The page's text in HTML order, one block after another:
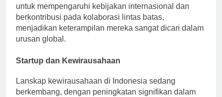
untuk mempengaruhi kebijakan internasional dan
berkontribusi pada kolaborasi lintas batas,
menjadikan keterampilan mereka sangat dicari dalam
urusan global.
Startup dan Kewirausahaan
Lanskap kewirausahaan di Indonesia sedang
berkembang, dengan peningkatan signifikan dalam